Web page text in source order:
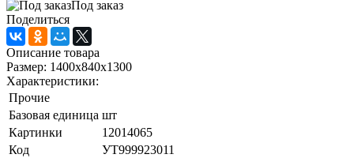
Под заказ
Поделиться
Описание товара
Размер: 1400х840х1300
Характеристики:
Прочие
Базовая единица шт
Картинки
12014065
Код
УТ999923011